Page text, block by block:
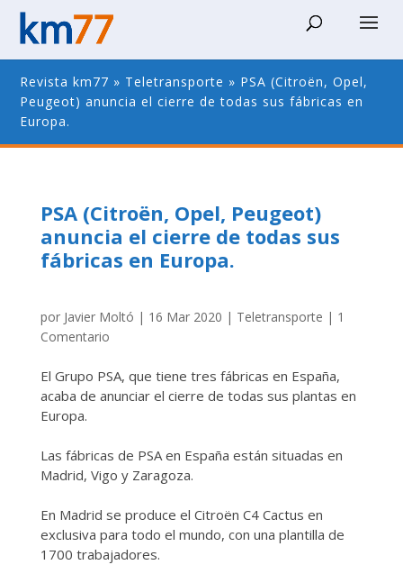
Revista km77 » Teletransporte » PSA (Citroën, Opel,
Peugeot) anuncia el cierre de todas sus fábricas en
Europa.
PSA (Citroën, Opel, Peugeot)
anuncia el cierre de todas sus
fábricas en Europa.
por Javier Moltó | 16 Mar 2020 | Teletransporte | 1
Comentario
El Grupo PSA, que tiene tres fábricas en España,
acaba de anunciar el cierre de todas sus plantas en
Europa.
Las fábricas de PSA en España están situadas en
Madrid, Vigo y Zaragoza.
En Madrid se produce el Citroën C4 Cactus en
exclusiva para todo el mundo, con una plantilla de
1700 trabajadores.